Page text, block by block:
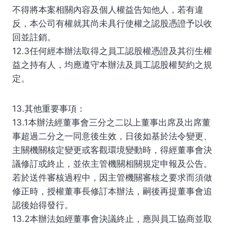
不得將本案相關內容及個人權益告知他人，若有違
反，本公司有權就其尚未具行使權之認股憑證予以收
回並註銷。
12.3任何經本辦法取得之員工認股權憑證及其衍生權
益之持有人，均應遵守本辦法及員工認股權契約之規
定。
13.其他重要事項：
13.1本辦法經董事會三分之二以上董事出席及出席董
事超過二分之一同意後生效，日後如基於法令變更、
主關機關核定變更或客觀環境變動時，得經董事會決
議修訂或終止，並依主管機關相關規定申報及公告。
若於送件審核過程中，因主管機關審核之要求而須做
修正時，授權董事長修訂本辦法，嗣後再提董事會追
認後始得發行。
13.2本辦法如經董事會決議終止，應與員工協商並取